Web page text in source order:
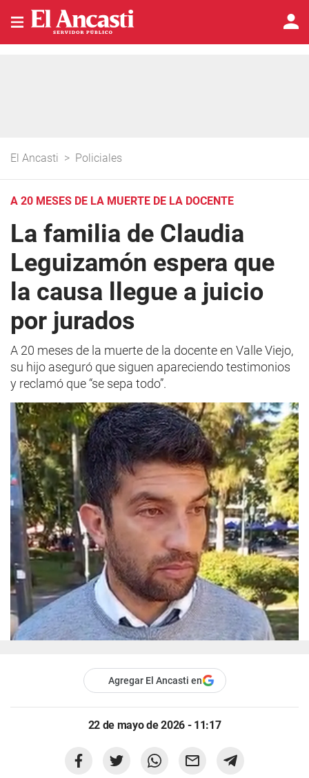
El Ancasti > Policiales
A 20 MESES DE LA MUERTE DE LA DOCENTE
La familia de Claudia
Leguizamón espera que
la causa llegue a juicio
por jurados
A 20 meses de la muerte de la docente en Valle Viejo,
su hijo aseguró que siguen apareciendo testimonios
y reclamó que “se sepa todo”.
Agregar El Ancasti en
22 de mayo de 2026 - 11:17